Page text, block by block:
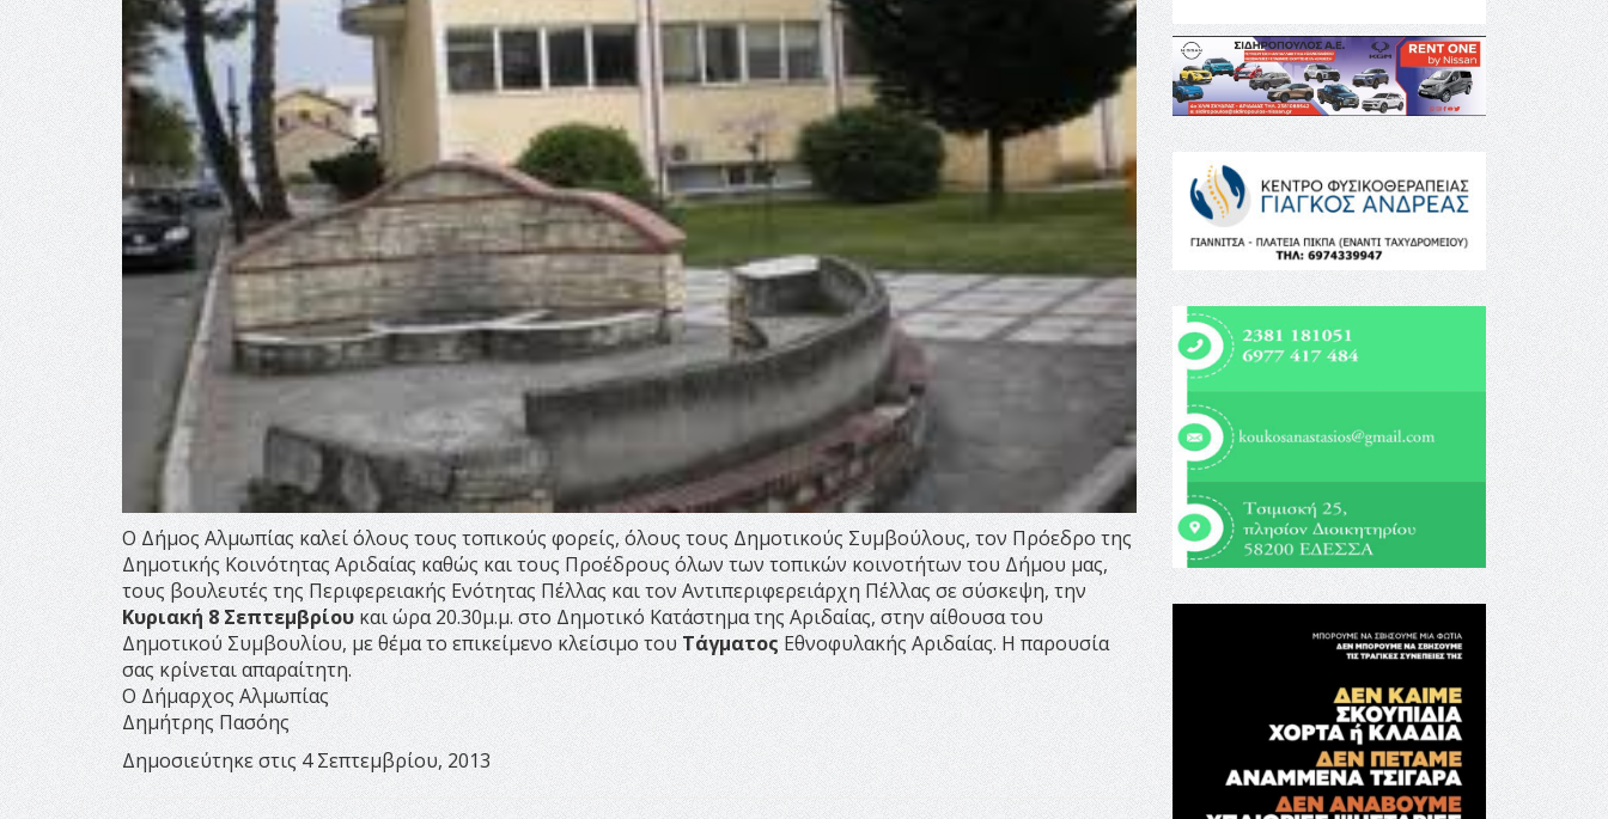
Ο Δήμος Αλμωπίας καλεί όλους τους τοπικούς φορείς, όλους τους Δημοτικούς Συμβούλους, τον Πρόεδρο της
Δημοτικής Κοινότητας Αριδαίας καθώς και τους Προέδρους όλων των τοπικών κοινοτήτων του Δήμου μας,
τους βουλευτές της Περιφερειακής Ενότητας Πέλλας και τον Αντιπεριφερειάρχη Πέλλας σε σύσκεψη, την
Κυριακή 8 Σεπτεμβρίου και ώρα 20.30μ.μ. στο Δημοτικό Κατάστημα της Αριδαίας, στην αίθουσα του
Δημοτικού Συμβουλίου, με θέμα το επικείμενο κλείσιμο του Τάγματος Εθνοφυλακής Αριδαίας. Η παρουσία
σας κρίνεται απαραίτητη.
Ο Δήμαρχος Αλμωπίας
Δημήτρης Πασόης
Δημοσιεύτηκε στις 4 Σεπτεμβρίου, 2013